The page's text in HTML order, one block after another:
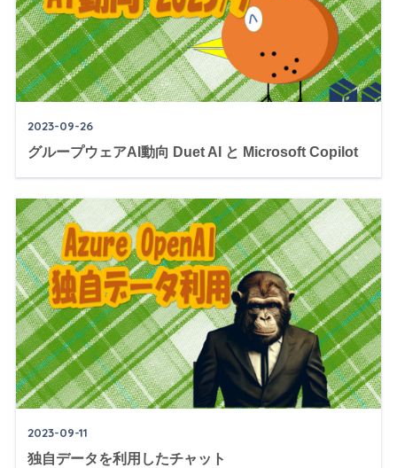
2023-09-26
グループウェアAI動向 Duet AI と Microsoft Copilot
2023-09-11
独自データを利用したチャット